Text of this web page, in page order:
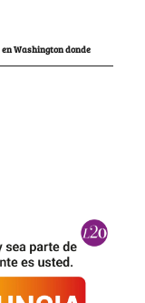
Washington donde